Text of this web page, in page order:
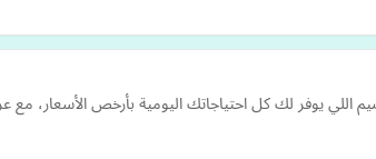
اللي يوفر لك كل احتياجاتك اليومية بأرخص